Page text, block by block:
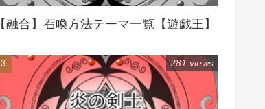
【融合】召喚方法テーマ一覧【遊戯王】
281 views